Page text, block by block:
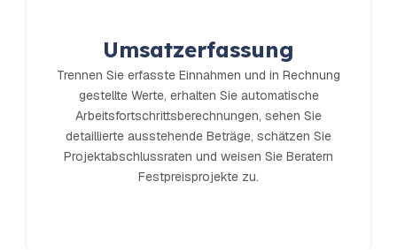
Umsatzerfassung
Trennen Sie erfasste Einnahmen und in Rechnung
gestellte Werte, erhalten Sie automatische
Arbeitsfortschrittsberechnungen, sehen Sie
detaillierte ausstehende Beträge, schätzen Sie
Projektabschlussraten und weisen Sie Beratern
Festpreisprojekte zu.